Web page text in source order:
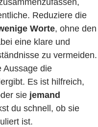
Reduziere die
Worte, ohne den
eine klare und
zu vermeiden.
Aussage die
Es ist hilfreich,
sie jemand
du schnell, ob sie
ist.